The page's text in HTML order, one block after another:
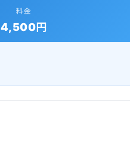
料金
4,500円